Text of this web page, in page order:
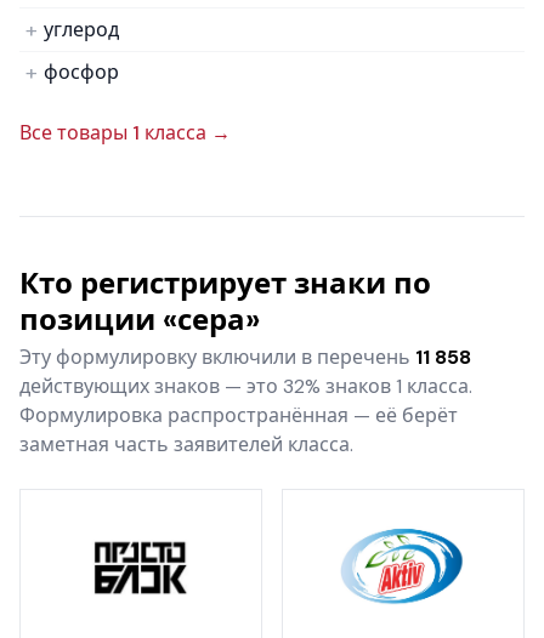
углерод
фосфор
Все товары 1 класса →
Кто регистрирует знаки по
позиции «сера»
Эту формулировку включили в перечень 11 858
действующих знаков — это 32% знаков 1 класса.
Формулировка распространённая — её берёт
заметная часть заявителей класса.